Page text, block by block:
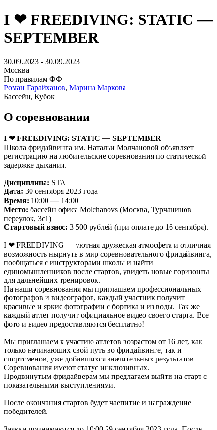
I ❤ FREEDIVING: STATIC —
SEPTEMBER
30.09.2023 - 30.09.2023
Москва
По правилам ФФ
Роман Гарайханов, Марина Маркова
Бассейн, Кубок
О соревновании
I ❤FREEDIVING: STATIC — SEPTEMBER
Школа фридайвинга им. Натальи Молчановой объявляет
регистрацию на любительские соревнования по статической
задержке дыхания.
Дисциплина: STA
Дата: 30 сентября 2023 года
Время: 10:00 — 14:00
Место: бассейн офиса Molchanovs (Москва, Турчанинов
переулок, 3с1)
Стартовый взнос: 3 500 рублей ­(при оплате до 16 сентября).
I ❤ FREEDIVING — уютная дружеская атмосфета и отличная
возможность нырнуть в мир соревновательного фридайвинга,
пообщаться c инструкторами школы и найти
единомышленников после стартов, увидеть новые горизонты
для дальнейших тренировок.
На наши соревнования мы приглашаем профессиональных
фотографов и видеографов, какдый участник получит
красивые и яркие фотографии с бортика и из воды. Так же
каждый атлет получит официальное видео своего старта. Все
фото и видео предоставляются бесплатно!
Мы приглашаем к участию атлетов возрастом от 16 лет, как
только начинающих свой путь во фридайвинге, так и
спортсменов, уже добившихся значительных результатов.
Соревнования имеют статус инклюзивных.
Продвинутым фридайверам мы предлагаем выйти на старт с
показательными выступлениями.
После окончания стартов будет чаепитие и награждение
победителей.